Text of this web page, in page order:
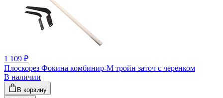
1 109 ₽
Плоскорез Фокина комбинир-М тройн заточ с черенком
В наличии
В корзину